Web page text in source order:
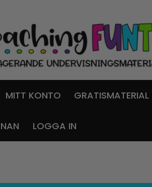
MITT KONTO GRATISMATERIAL
LOGGA IN